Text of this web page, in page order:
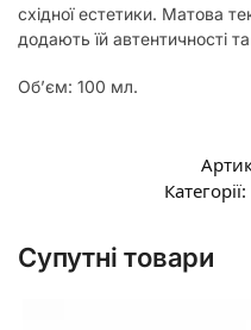
східної естетики. Матова
додають їй автентичності
Об’єм: 100 мл.
Категорії:
Супутні товари